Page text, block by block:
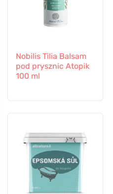
Nobilis Tilia Balsam
pod prysznic Atopik
100 ml